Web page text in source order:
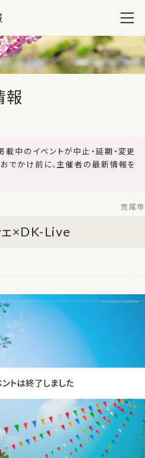
報
載中のイベントが中止・延期・変更
おでかけ前に、主催者の最新情報を
×DK-Live
荒尾市